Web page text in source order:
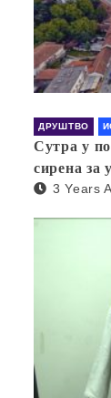
ДРУШТВО
Сутра у
сирена за
3 Years